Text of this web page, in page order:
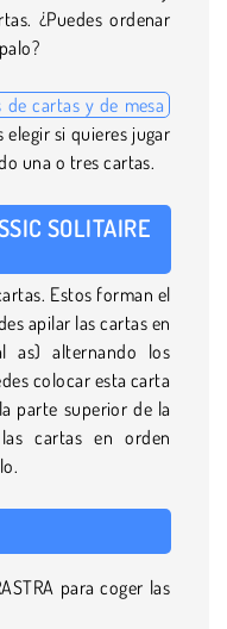
¿Puedes ordenar
de cartas y de mesa
elegir si quieres jugar
una o tres cartas.
SOLITAIRE
Estos forman el
apilar las cartas en
as) alternando los
colocar esta carta
parte superior de la
cartas en orden
para coger las